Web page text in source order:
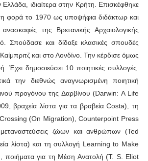
Ελλάδα, ιδιαίτερα στην Κρήτη. Επισκέφθηκε
φορά το 1970 ως υποψήφια διδάκτωρ και
της Βρετανικής Αρχαιολογικής
Σπούδασε και δίδαξε κλασικές σπουδές
και στο Λονδίνο. Την κέρδισε όμως
Έχει δημοσιεύσει 10 ποιητικές συλλογές.
την διεθνώς αναγνωρισμένη ποιητική
προγόνου της Δαρβίνου (Darwin: A Life
βραχεία λίστα για τα βραβεία Costa), τη
(On Migration), Counterpoint Press
ζώων και ανθρώπων (Ted
λίστα) και τη συλλογή Learning to Make
για τη Μέση Ανατολή (T. S. Eliot